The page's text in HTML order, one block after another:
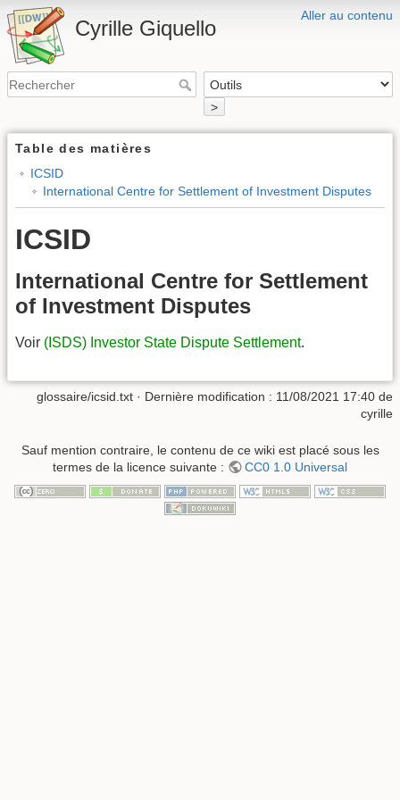
Aller au contenu
Cyrille Giquello
>
Table des matières
ICSID
International Centre for Settlement of Investment Disputes
ICSID
International Centre for Settlement
of Investment Disputes
Voir (ISDS) Investor State Dispute Settlement.
glossaire/icsid.txt · Dernière modification : 11/08/2021 17:40 de
cyrille
Sauf mention contraire, le contenu de ce wiki est placé sous les
termes de la licence suivante :
CC0 1.0 Universal